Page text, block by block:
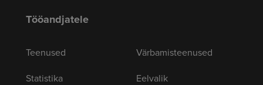
Tööandjatele
Teenused
Statistika
Värbamisteenused
Eelvalik